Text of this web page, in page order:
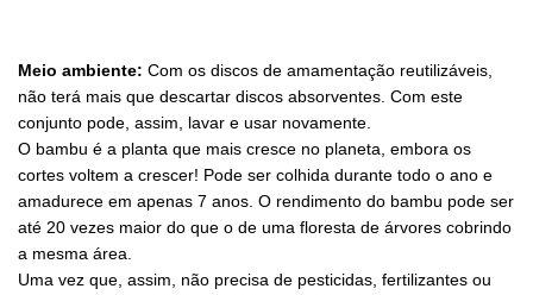
Meio ambiente: Com os discos de amamentação reutilizáveis,
não terá mais que descartar discos absorventes. Com este
conjunto pode, assim, lavar e usar novamente.
O bambu é a planta que mais cresce no planeta, embora os
cortes voltem a crescer! Pode ser colhida durante todo o ano e
amadurece em apenas 7 anos. O rendimento do bambu pode ser
até 20 vezes maior do que o de uma floresta de árvores cobrindo
a mesma área.
Uma vez que, assim, não precisa de pesticidas, fertilizantes ou